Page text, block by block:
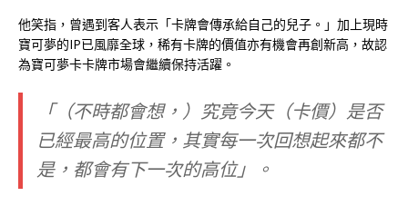
他笑指，曾遇到客人表示「卡牌會傳承給自己的兒子。」加上現時
寶可夢的IP已風靡全球，稀有卡牌的價值亦有機會再創新高，故認
為寶可夢卡卡牌市場會繼續保持活躍。
「（不時都會想，） 究竟今天（卡價） 是否
已經最高的位置，其實每一次回想起來都不
是，都會有下一次的高位」。